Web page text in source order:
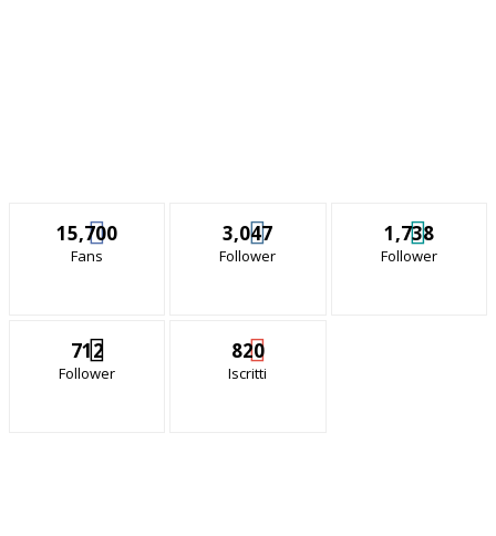
15,700
Fans
3,047
Follower
1,738
Follower
712
Follower
820
Iscritti